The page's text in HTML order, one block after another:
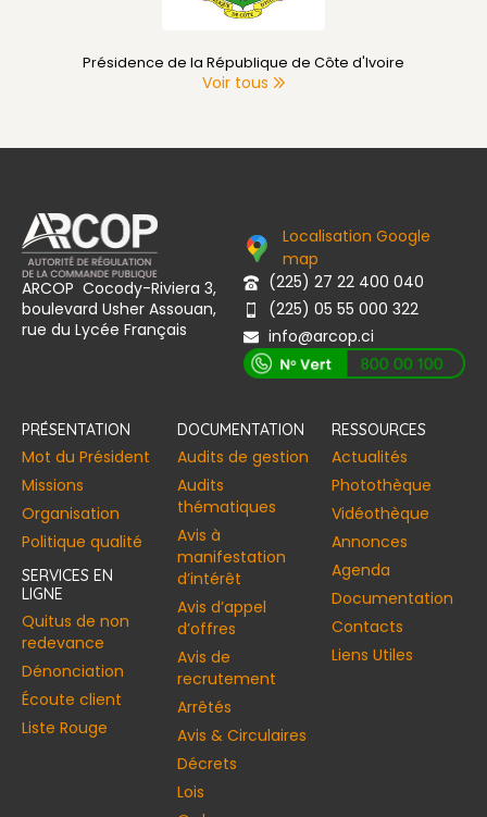
Présidence de la République de Côte d'Ivoire
Voir tous
ARCOP Cocody-Riviera 3,
boulevard Usher Assouan,
rue du Lycée Français
Localisation Google
map
(225) 27 22 400 040
(225) 05 55 000 322
info@arcop.ci
PRÉSENTATION
Mot du Président
Missions
Organisation
Politique qualité
SERVICES EN
LIGNE
Quitus de non
redevance
Dénonciation
Écoute client
Liste Rouge
DOCUMENTATION
Audits de gestion
Audits
thématiques
Avis à
manifestation
d’intérêt
Avis d’appel
d’offres
Avis de
recrutement
Arrêtés
Avis & Circulaires
Décrets
Lois
RESSOURCES
Actualités
Photothèque
Vidéothèque
Annonces​
Agenda
Documentation
Contacts
Liens Utiles